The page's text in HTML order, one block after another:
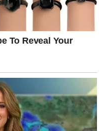
posebno ako provodiš
Kratka šetnja, svež
ti pomoći da se
se danas teško „gasi“, pa